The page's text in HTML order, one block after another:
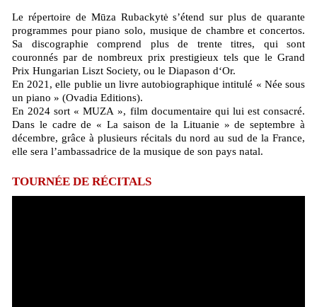
Le répertoire de Mūza Rubackytė s’étend sur plus de quarante
programmes pour piano solo, musique de chambre et concertos.
Sa discographie comprend plus de trente titres, qui sont
couronnés par de nombreux prix prestigieux tels que le Grand
Prix Hungarian Liszt Society, ou le Diapason d‘Or.
En 2021, elle publie un livre autobiographique intitulé « Née sous
un piano » (Ovadia Editions).
En 2024 sort « MUZA », film documentaire qui lui est consacré.
Dans le cadre de « La saison de la Lituanie » de septembre à
décembre, grâce à plusieurs récitals du nord au sud de la France,
elle sera l’ambassadrice de la musique de son pays natal.
TOURNÉE DE RÉCITALS